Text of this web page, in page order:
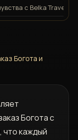
с Belka Travel
Богота и
Богота с
что каждый